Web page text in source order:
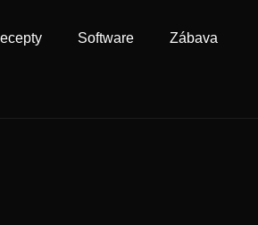
Software Zábava